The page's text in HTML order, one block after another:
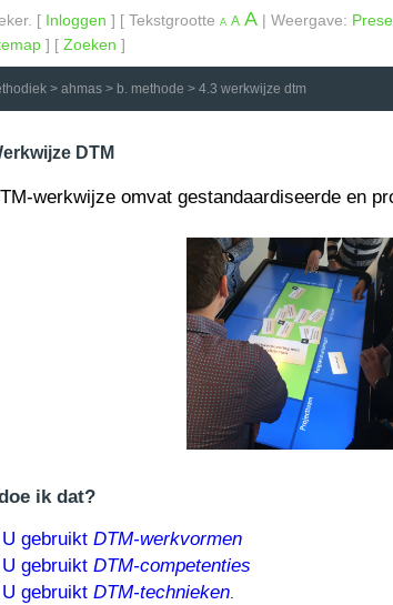
[ Inloggen ] [ Tekstgrootte A A A | Weergave:
] [ Zoeken ]
> ahmas > b. methode > 4.3 werkwijze dtm
DTM
werkwijze omvat gestandaardiseerde en
ik dat?
U gebruikt DTM-werkvormen
U gebruikt DTM-competenties
U gebruikt DTM-technieken